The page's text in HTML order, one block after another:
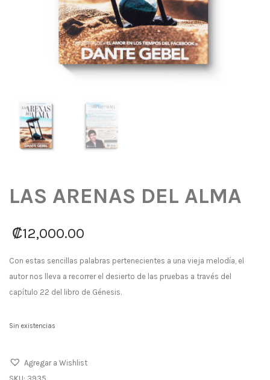
LAS ARENAS DEL ALMA
₡12,000.00
Con estas sencillas palabras pertenecientes a una vieja melodía, el
autor nos lleva a recorrer el desierto de las pruebas a través del
capítulo 22 del libro de Génesis.
Sin existencias
Agregar a Wishlist